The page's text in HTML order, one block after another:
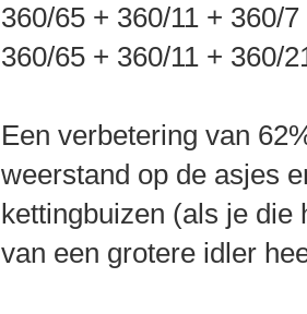
360/65 + 360/11 + 360/
360/65 + 360/11 + 360/
Een verbetering van
weerstand op de asjes
kettingbuizen (als je die
van een grotere idler